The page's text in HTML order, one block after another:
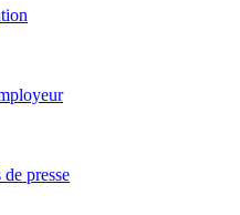
presse